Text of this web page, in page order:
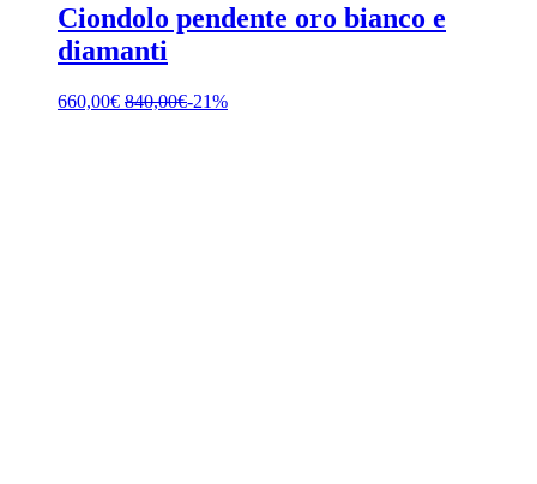
Ciondolo pendente oro bianco e
diamanti
660,00€ 840,00€-21%